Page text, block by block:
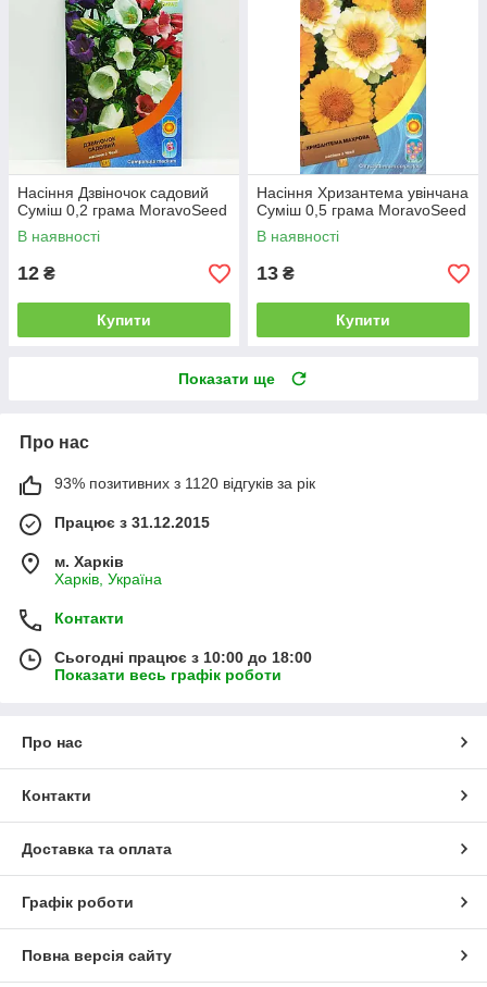
Насіння Дзвіночок садовий
Суміш 0,2 грама MoravoSeed
В наявності
12 ₴
Купити
Насіння Хризантема увінчана
Суміш 0,5 грама MoravoSeed
В наявності
13 ₴
Купити
Показати ще
Про нас
93% позитивних з 1120 відгуків за рік
Працює з 31.12.2015
м. Харків
Харків, Україна
Контакти
Сьогодні працює з 10:00 до 18:00
Показати весь графік роботи
Про нас
Контакти
Доставка та оплата
Графік роботи
Повна версія сайту